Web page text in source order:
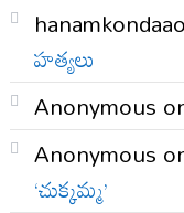
హత్యలు
Anonymous
Anonymous
‘చుక్కమ్మ’